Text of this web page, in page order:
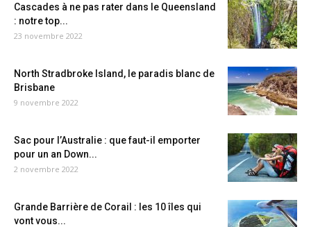
Cascades à ne pas rater dans le Queensland
: notre top...
23 novembre 2022
North Stradbroke Island, le paradis blanc de
Brisbane
9 novembre 2022
Sac pour l’Australie : que faut-il emporter
pour un an Down...
2 novembre 2022
Grande Barrière de Corail : les 10 îles qui
vont vous...